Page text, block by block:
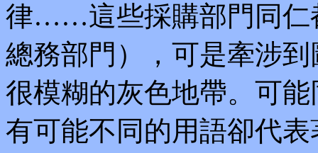
律……這些採購部門同仁
總務部門），可是牽涉
很模糊的灰色地帶。可
有可能不同的用語卻代